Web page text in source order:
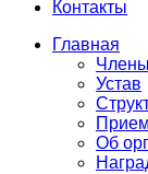
Контакты
Главная
Устав
Об